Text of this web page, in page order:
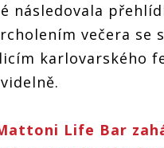
následovala
večera se
karlovarského
Life Bar